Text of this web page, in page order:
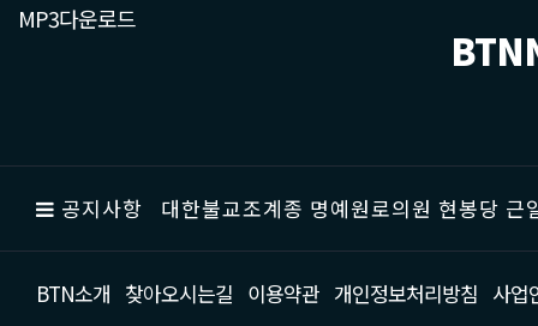
MP3다운로드
공지사항 대한불교조계종 명예원로의원 현봉당
BTN소개 찾아오시는길 이용약관 개인정보처리방침 사업